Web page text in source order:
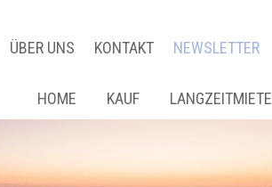
ÜBER UNS KONTAKT NEWSLETTER
HOME KAUF LANGZEITMIETE